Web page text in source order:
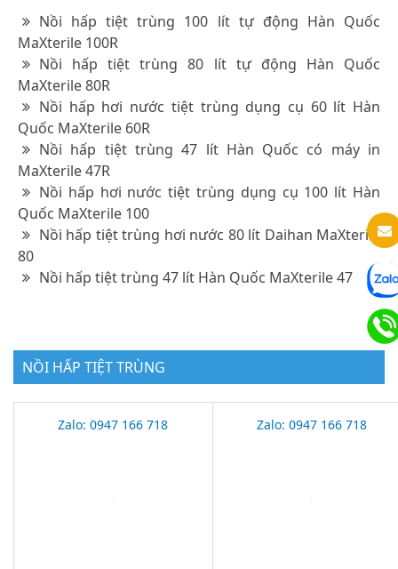
Nồi hấp tiệt trùng 100 lít tự động Hàn Quốc
MaXterile 100R
Nồi hấp tiệt trùng 80 lít tự động Hàn Quốc
MaXterile 80R
Nồi hấp hơi nước tiệt trùng dụng cụ 60 lít Hàn
Quốc MaXterile 60R
Nồi hấp tiệt trùng 47 lít Hàn Quốc có máy in
MaXterile 47R
Nồi hấp hơi nước tiệt trùng dụng cụ 100 lít Hàn
Quốc MaXterile 100
Nồi hấp tiệt trùng hơi nước 80 lít Daihan MaXterile
80
Nồi hấp tiệt trùng 47 lít Hàn Quốc MaXterile 47
NỒI HẤP TIỆT TRÙNG
Zalo: 0947 166 718 Zalo: 0947 166 718